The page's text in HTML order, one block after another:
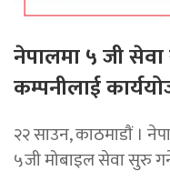
नेपालमा ५ जी
कम्पनीलाई
२२ साउन, काठमाडाैं ।
५जी मोबाइल सेवा सुरु